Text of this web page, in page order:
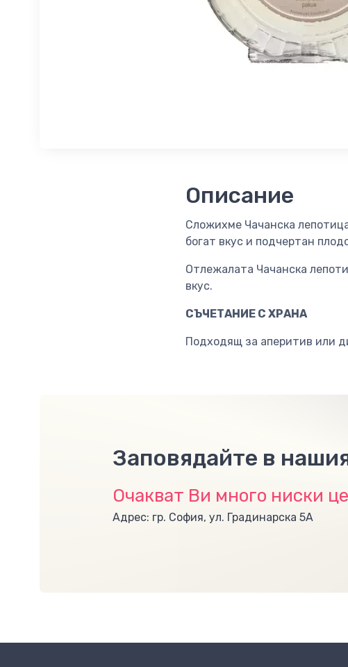
Описание
Сложихме Чачанска
богат вкус и подчертан
Отлежалата Чачанска
вкус.
СЪЧЕТАНИЕ С ХРАНА
Подходящ за аперитив или
Заповядайте в
Очакват Ви много ниски
Адрес: гр. София, ул. Градинарска 5А